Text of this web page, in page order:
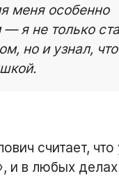
меня особенно
я не только
но и узнал,
считает, что
и в любых